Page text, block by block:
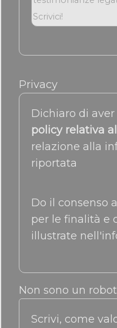
Privacy
Dichiaro di
policy relativa
relazione alla
riportata
Do il consenso
per le finalità e
illustrate
Non sono un robot
Scrivi, come